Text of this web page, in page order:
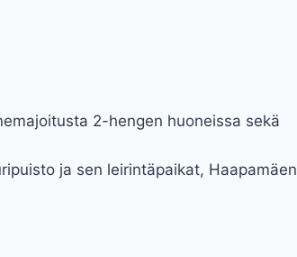
2-hengen huoneissa sekä
ja sen leirintäpaikat, Haapamäen